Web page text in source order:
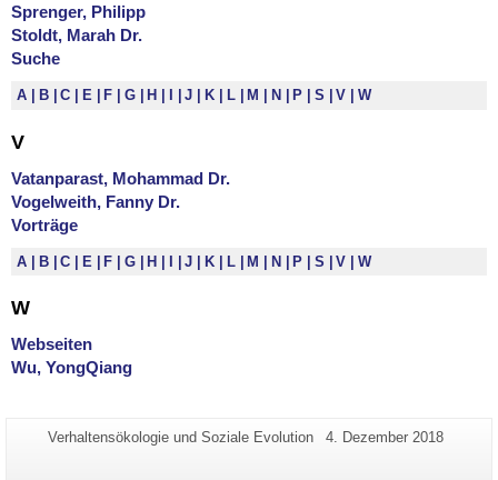
Sprenger, Philipp
Stoldt, Marah Dr.
Suche
A B C E F G H J K L M N P S V W
V
Vatanparast, Mohammad Dr.
Vogelweith, Fanny Dr.
Vorträge
A B C E F G H J K L M N P S V W
W
Webseiten
Wu, YongQiang
Zusätzliche
Seiten-
Verhaltensökologie und Soziale Evolution
Letzte
4. Dezember 2018